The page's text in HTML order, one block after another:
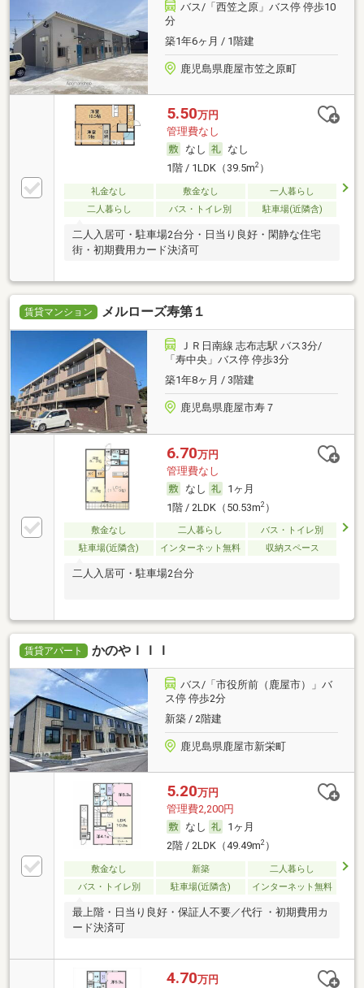
バス/「西笠之原」バス停 停歩10
分
築1年6ヶ月 / 1階建
鹿児島県鹿屋市笠之原町
5.50万円
管理費なし
なし
なし
1階 / 1LDK（39.5m2）
礼金なし 敷金なし
一人暮らし
二人暮らし
バス・トイレ別 駐車場(近隣含)
二人入居可・駐車場2台分・日当り良好・閑静な住宅
街・初期費用カード決済可
賃貸マンション メルローズ寿第１
ＪＲ日南線 志布志駅 バス3分/
「寿中央」バス停 停歩3分
築1年8ヶ月 / 3階建
鹿児島県鹿屋市寿７
6.70万円
管理費なし
なし
1ヶ月
1階 / 2LDK（50.53m2）
敷金なし 二人暮らし
バス・トイレ別
駐車場(近隣含)
インターネット無料 収納スペース
二人入居可・駐車場2台分
賃貸アパート かのやＩＩＩ
バス/「市役所前（鹿屋市）」バ
ス停 停歩2分
新築 / 2階建
鹿児島県鹿屋市新栄町
5.20万円
管理費2,200円
なし
1ヶ月
2階 / 2LDK（49.49m2）
敷金なし 新築
二人暮らし
バス・トイレ別
駐車場(近隣含) インターネット無料
最上階・日当り良好・保証人不要／代行 ・初期費用カ
ード決済可
4.70万円